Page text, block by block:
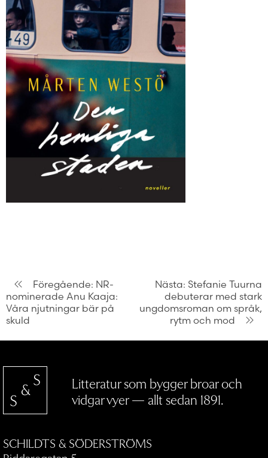
Inläggsnavigering
Föregående: NR-
nominerade Anu Kaaja:
Våra njutningar bär på
skuld
Nästa: Stefanie Tuurna
debuterar med stark
ungdomsroman om språk,
rytm och mod
Litteratur som bygger broar och
vidgar vyer — allt sedan 1891.
SCHILDTS & SÖDERSTRÖMS